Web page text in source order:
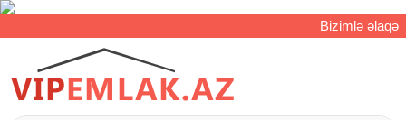
Bizimlə əlaqə